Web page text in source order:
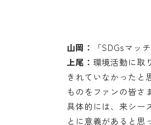
山岡：
「SDGsマッ
上尾： 環境活動に取
きれていなかったと
ものをファンの皆さ
具体的には、来シー
とに意義があると思